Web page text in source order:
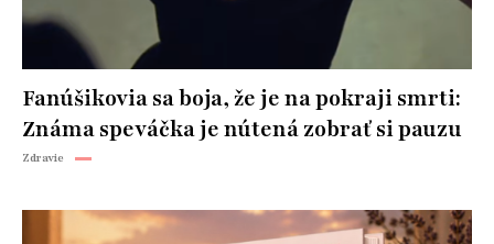
Fanúšikovia sa boja, že je na pokraji smrti:
Známa speváčka je nútená zobrať si pauzu
Zdravie